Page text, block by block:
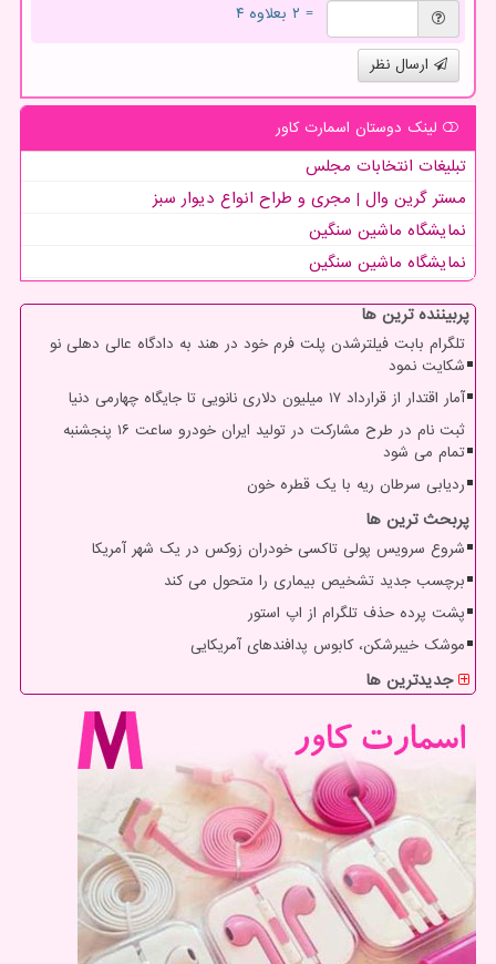
= ۲ بعلاوه ۴
ارسال نظر
لینک دوستان اسمارت كاور
تبلیغات انتخابات مجلس
مستر گرین وال | مجری و طراح انواع دیوار سبز
نمایشگاه ماشین سنگین
نمایشگاه ماشین سنگین
پربیننده ترین ها
تلگرام بابت فیلترشدن پلت فرم خود در هند به دادگاه عالی دهلی نو
شکایت نمود
آمار اقتدار از قرارداد ۱۷ میلیون دلاری نانویی تا جایگاه چهارمی دنیا
ثبت نام در طرح مشارکت در تولید ایران خودرو ساعت ۱۶ پنجشنبه
تمام می شود
ردیابی سرطان ریه با یک قطره خون
پربحث ترین ها
شروع سرویس پولی تاکسی خودران زوکس در یک شهر آمریکا
برچسب جدید تشخیص بیماری را متحول می کند
پشت پرده حذف تلگرام از اپ استور
موشک خیبرشکن، کابوس پدافندهای آمریکایی
جدیدترین ها